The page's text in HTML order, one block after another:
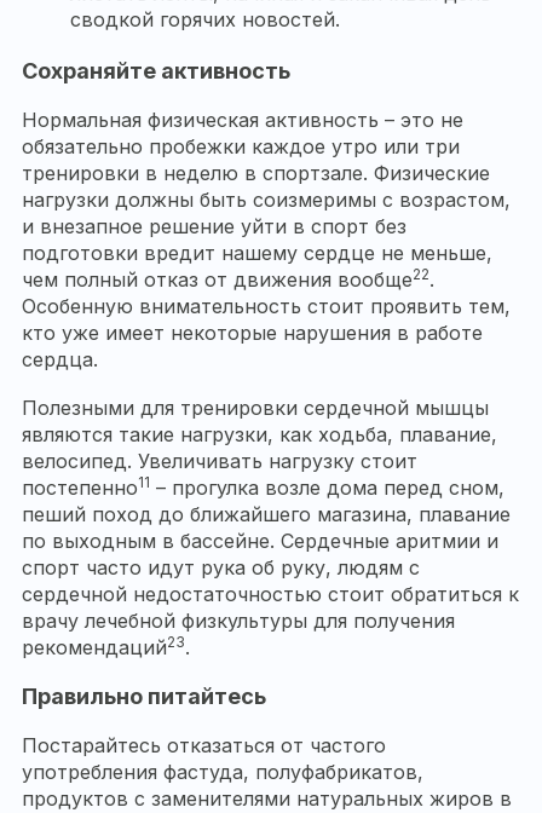
сводкой горячих новостей.
Сохраняйте активность
Нормальная физическая активность – это не
обязательно пробежки каждое утро или три
тренировки в неделю в спортзале. Физические
нагрузки должны быть соизмеримы с возрастом,
и внезапное решение уйти в спорт без
подготовки вредит нашему сердце не меньше,
чем полный отказ от движения вообще22.
Особенную внимательность стоит проявить тем,
кто уже имеет некоторые нарушения в работе
сердца.
Полезными для тренировки сердечной мышцы
являются такие нагрузки, как ходьба, плавание,
велосипед. Увеличивать нагрузку стоит
постепенно11 – прогулка возле дома перед сном,
пеший поход до ближайшего магазина, плавание
по выходным в бассейне. Сердечные аритмии и
спорт часто идут рука об руку, людям с
сердечной недостаточностью стоит обратиться к
врачу лечебной физкультуры для получения
рекомендаций23.
Правильно питайтесь
Постарайтесь отказаться от частого
употребления фастуда, полуфабрикатов,
продуктов с заменителями натуральных жиров в